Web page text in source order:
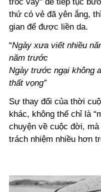
thứ có vẻ đã yên ắng,
gian để được liền da.
“Ngày xưa viết nhiều
năm trước
Ngày trước ngại không
thất vọng”
Sự thay đổi của thời
khác, không thể chỉ là
chuyện về cuộc đời,
trách nhiệm nhiều hơn